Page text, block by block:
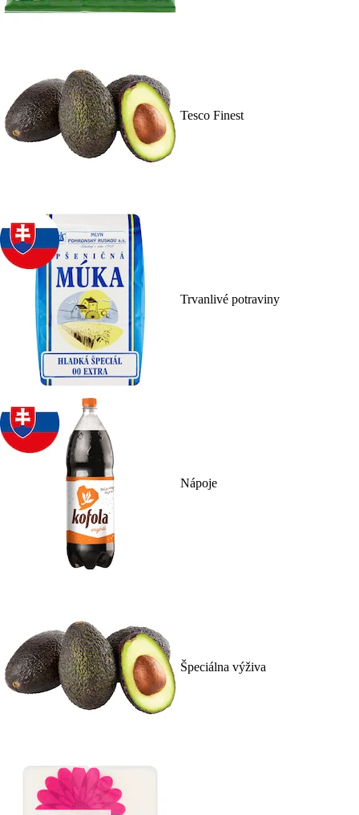
Tesco Finest
Trvanlivé potraviny
Nápoje
Špeciálna výživa